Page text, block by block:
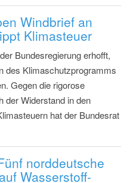
Windbrief an
Klimasteuer
Bundesregierung erhofft,
des Klimaschutzprogramms
Gegen die rigorose
der Widerstand in den
hat der Bundesrat
norddeutsche
Wasserstoff-